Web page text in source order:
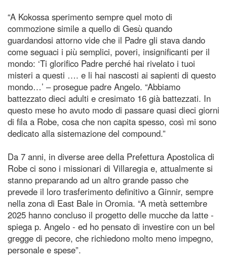
“A Kokossa sperimento sempre quel moto di
commozione simile a quello di Gesù quando
guardandosi attorno vide che il Padre gli stava dando
come seguaci i più semplici, poveri, insignificanti per il
mondo: ‘Ti glorifico Padre perché hai rivelato i tuoi
misteri a questi …. e li hai nascosti ai sapienti di questo
mondo…’ – prosegue padre Angelo. “Abbiamo
battezzato dieci adulti e cresimato 16 già battezzati. In
questo mese ho avuto modo di passare quasi dieci giorni
di fila a Robe, cosa che non capita spesso, così mi sono
dedicato alla sistemazione del compound.”
Da 7 anni, in diverse aree della Prefettura Apostolica di
Robe ci sono i missionari di Villaregia e, attualmente si
stanno preparando ad un altro grande passo che
prevede il loro trasferimento definitivo a Ginnir, sempre
nella zona di East Bale in Oromia. “A metà settembre
2025 hanno concluso il progetto delle mucche da latte -
spiega p. Angelo - ed ho pensato di investire con un bel
gregge di pecore, che richiedono molto meno impegno,
personale e spese”.